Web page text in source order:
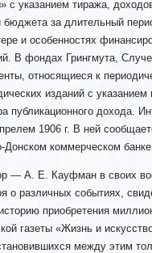
с указанием тиража,
бюджета за длительный
и особенностях
В фондах Грингмута,
относящиеся к
изданий с
публикационного дохода.
1906 г. В ней
Донском коммерческом
— А. Е. Кауфман в своих
о различных событиях,
приобретения
газеты «Жизнь и
между этим